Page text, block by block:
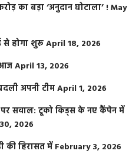
का बड़ा ‘अनुदान घोटाला’ !May
से होगा शुरूApril 18, 2026
April 13, 2026
अपनी टीमApril 1, 2026
सवाल: टूको किड्स के नए कैंपेन में
2026
की हिरासत में February 3, 2026